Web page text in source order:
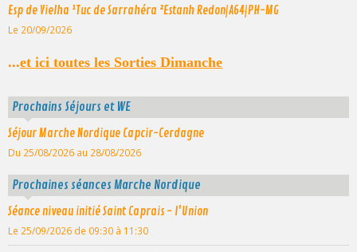
Esp de Vielha ¹Tuc de Sarrahéra ²Estanh Redon|A64|PH-MG
Le 20/09/2026
...et ici toutes les Sorties Dimanche
Prochains Séjours et WE
Séjour Marche Nordique Capcir-Cerdagne
Du 25/08/2026 au 28/08/2026
Prochaines séances Marche Nordique
Séance niveau initié Saint Caprais - l'Union
Le 25/09/2026 de 09:30 à 11:30